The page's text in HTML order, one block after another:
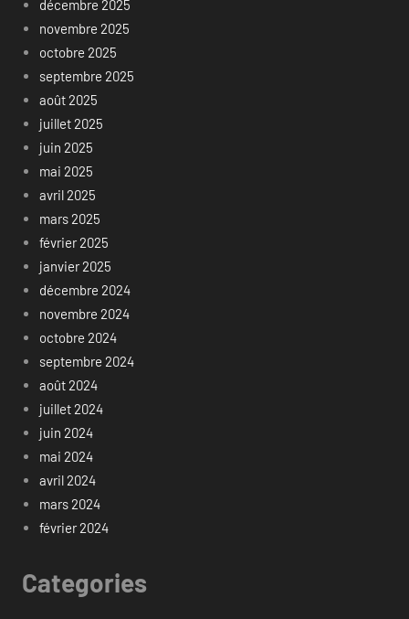
décembre 2025
novembre 2025
octobre 2025
septembre 2025
août 2025
juillet 2025
juin 2025
mai 2025
avril 2025
mars 2025
février 2025
janvier 2025
décembre 2024
novembre 2024
octobre 2024
septembre 2024
août 2024
juillet 2024
juin 2024
mai 2024
avril 2024
mars 2024
février 2024
Categories